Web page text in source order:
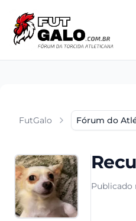
FutGalo Fórum do
Publicado